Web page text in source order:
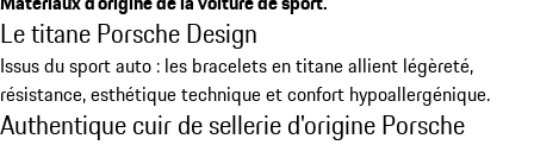
Le titane Porsche Design
Issus du sport auto : les bracelets en titane allient légèreté,
résistance, esthétique technique et confort hypoallergénique.
Authentique cuir de sellerie d'origine Porsche